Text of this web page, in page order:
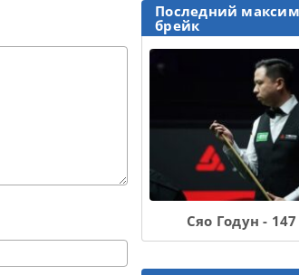
Последний
брейк
Сяо Годун -